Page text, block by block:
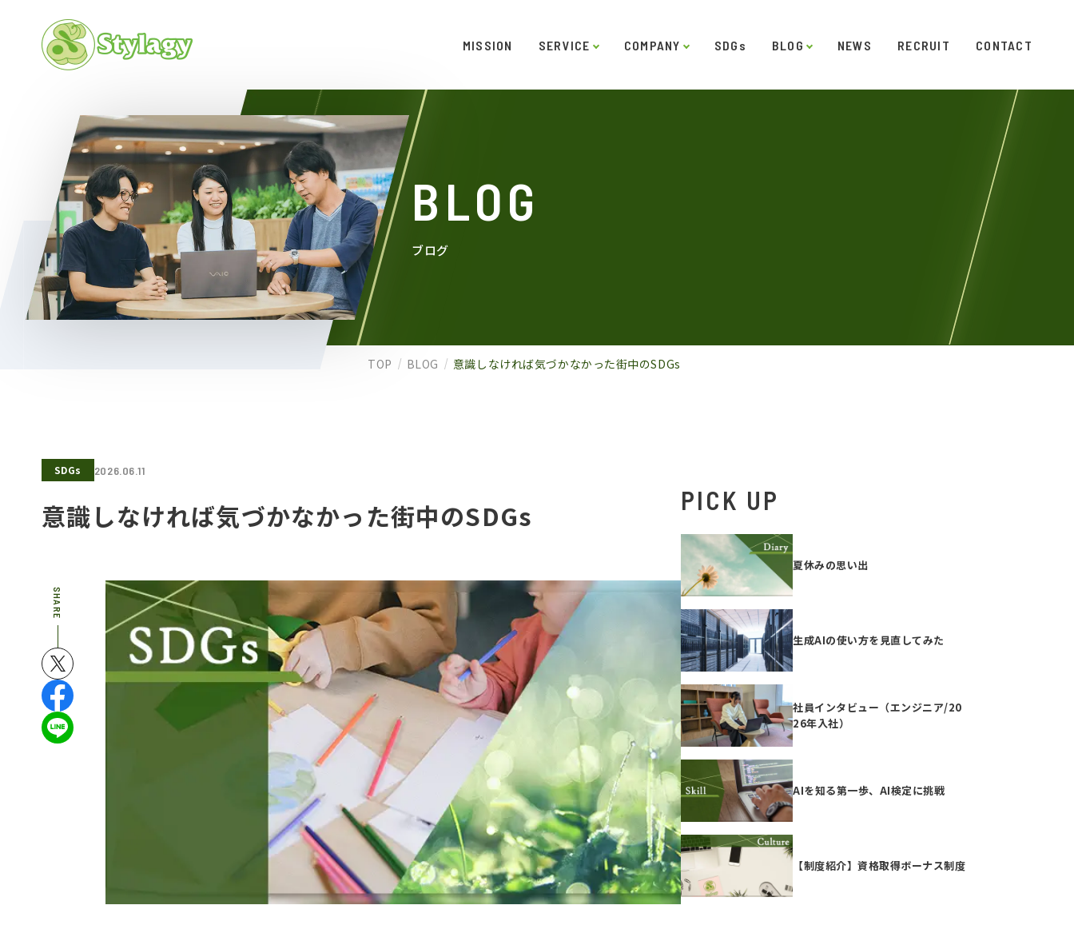
MISSION SERVICE
システムソリューション
COMPANY
会社概要 ご挨拶
SDGs BLOG
カルチャー スキル
NEWS RECRUIT CONTACT
BLOG
ブログ
TOP BLOG 意識しなければ気づかなかった街中のSDGs
SDGs 2026.06.11
意識しなければ気づかなかった街中のSDGs
SHARE
PICK UP
夏休みの思い出
生成AIの使い方を見直してみた
社員インタビュー（エンジニア/20
26年入社）
AIを知る第一歩、AI検定に挑戦
【制度紹介】資格取得ボーナス制度